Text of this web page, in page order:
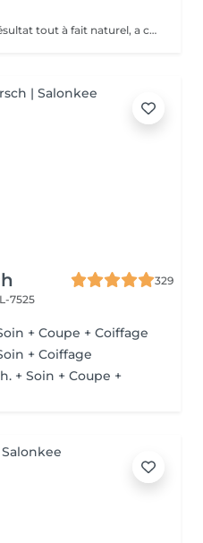
Babylights mèches très fines, résultat tout à fait naturel, a cela faut encore ajouter la patine, le traitement et le brushing.
329
7525
+ Coupe + Coiffage
+ Coiffage
+ Soin + Coupe +